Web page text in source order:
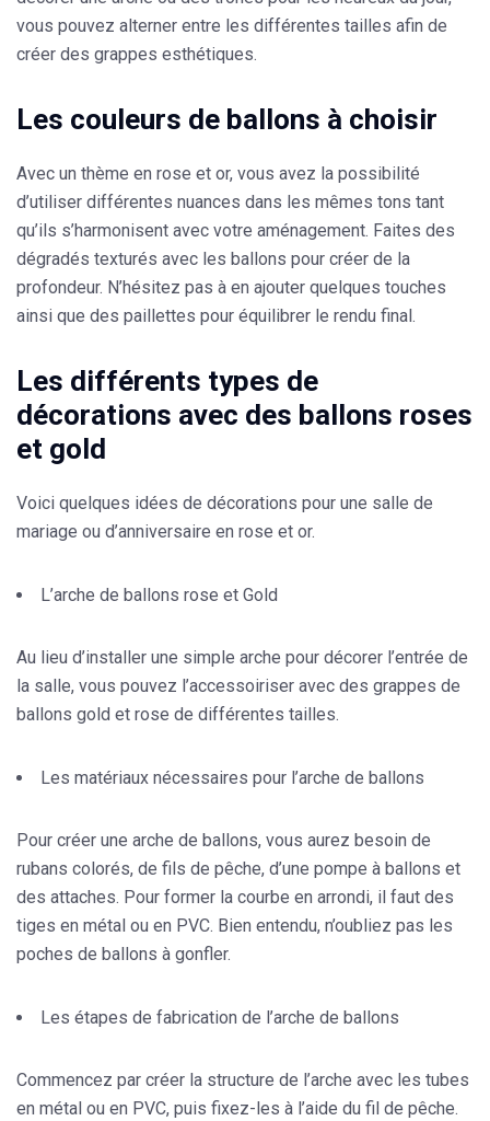
vous pouvez alterner entre les différentes tailles afin de
créer des grappes esthétiques.
Les couleurs de ballons à choisir
Avec un thème en rose et or, vous avez la possibilité
d’utiliser différentes nuances dans les mêmes tons tant
qu’ils s’harmonisent avec votre aménagement. Faites des
dégradés texturés avec les ballons pour créer de la
profondeur. N’hésitez pas à en ajouter quelques touches
ainsi que des paillettes pour équilibrer le rendu final.
Les différents types de
décorations avec des ballons roses
et gold
Voici quelques idées de décorations pour une salle de
mariage ou d’anniversaire en rose et or.
L’arche de ballons rose et Gold
Au lieu d’installer une simple arche pour décorer l’entrée de
la salle, vous pouvez l’accessoiriser avec des grappes de
ballons gold et rose de différentes tailles.
Les matériaux nécessaires pour l’arche de ballons
Pour créer une arche de ballons, vous aurez besoin de
rubans colorés, de fils de pêche, d’une pompe à ballons et
des attaches. Pour former la courbe en arrondi, il faut des
tiges en métal ou en PVC. Bien entendu, n’oubliez pas les
poches de ballons à gonfler.
Les étapes de fabrication de l’arche de ballons
Commencez par créer la structure de l’arche avec les tubes
en métal ou en PVC, puis fixez-les à l’aide du fil de pêche.